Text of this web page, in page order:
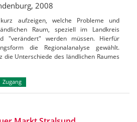
2008
aufzeigen, welche Probleme und
Raum, speziell im Landkreis
"verändert" werden müssen. Hierfür
die Regionalanalyse gewählt.
die Unterschiede des ländlichen Raumes
Zugang